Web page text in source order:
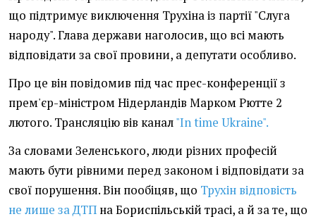
що підтримує виключення Трухіна із партії "Слуга
народу". Глава держави наголосив, що всі мають
відповідати за свої провини, а депутати особливо.
Про це він повідомив під час прес-конференції з
прем'єр-міністром Нідерландів Марком Рютте 2
лютого. Трансляцію вів канал"In time Ukraine".
За словами Зеленського, люди різних професій
мають бути рівними перед законом і відповідати за
свої порушення. Він пообіцяв, що Трухін відповість
не лише за ДТП на Бориспільській трасі, а й за те, що